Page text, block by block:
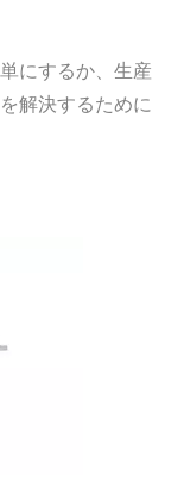
にするか、生産
解決するために